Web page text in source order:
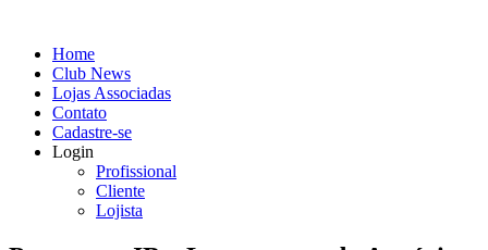
Home
Club News
Lojas Associadas
Contato
Cadastre-se
Login
Profissional
Cliente
Lojista